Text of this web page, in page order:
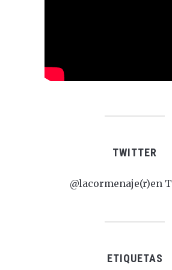
TWITTER
@lacormenaje(r)en
ETIQUETAS